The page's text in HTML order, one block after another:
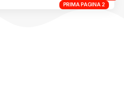
PRIMA PAGINA 2